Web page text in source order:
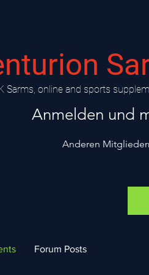
Sarms, online and sports
Anmelden und
Anderen
Forum Posts